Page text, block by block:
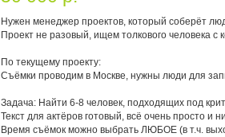
Нужен менеджер проектов, который соберёт
Проект не разовый, ищем толкового человека
По текущему проекту:
Cъёмки проводим в Москве, нужны люди для
Задача: Найти 6-8 человек, подходящих под
Текст для актёров готовый, всё очень просто
Время съёмок можно выбрать ЛЮБОЕ (в т.ч.